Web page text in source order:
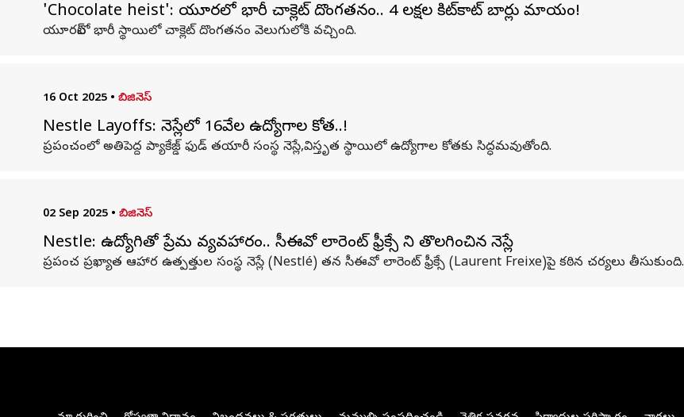
'Chocolate heist': యూరప్‌లో భారీ చాక్లెట్ దొంగతనం.. 4 లక్షల కిట్‌కాట్ బార్లు మాయం!
యూరప్‌లో భారీ స్థాయిలో చాక్లెట్ దొంగతనం వెలుగులోకి వచ్చింది.
16 Oct 2025 • బిజినెస్
Nestle Layoffs: నెస్లేలో 16వేల ఉద్యోగాల కోత..!
ప్రపంచంలో అతిపెద్ద ప్యాకేజ్డ్ ఫుడ్ తయారీ సంస్థ నెస్లే,విస్తృత స్థాయిలో ఉద్యోగాల కోతకు సిద్ధమవుతోంది.
02 Sep 2025 • బిజినెస్
Nestle: ఉద్యోగితో ప్రేమ వ్యవహారం.. సీఈవో లారెంట్‌ ఫ్రీక్సే ని తొలగించిన నెస్లే
ప్రపంచ ప్రఖ్యాత ఆహార ఉత్పత్తుల సంస్థ నెస్లే (Nestlé) తన సీఈవో లారెంట్ ఫ్రీక్సే (Laurent Freixe)పై కఠిన చర్యలు తీసుకుంది.